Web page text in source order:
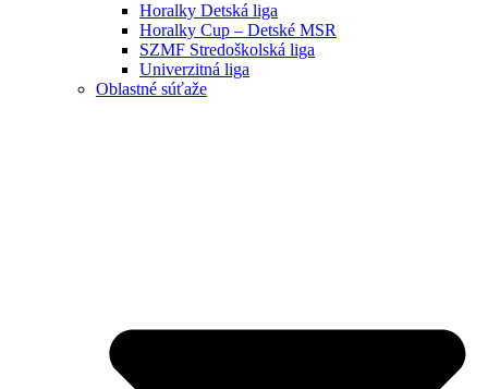
Horalky Detská liga
Horalky Cup – Detské MSR
SZMF Stredoškolská liga
Univerzitná liga
Oblastné súťaže